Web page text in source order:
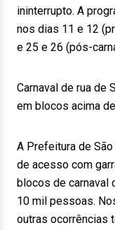
ininterrupto. A
nos dias 11 e 12
e 25 e 26 (pós-
Carnaval de rua de
em blocos acima
A Prefeitura de
de acesso com
blocos de carnaval
10 mil pessoas.
outras ocorrências